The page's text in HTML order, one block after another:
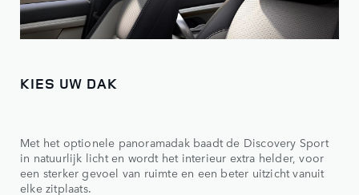
KIES UW DAK
Met het optionele panoramadak baadt de Discovery Sport
in natuurlijk licht en wordt het interieur extra helder, voor
een sterker gevoel van ruimte en een beter uitzicht vanuit
elke zitplaats.